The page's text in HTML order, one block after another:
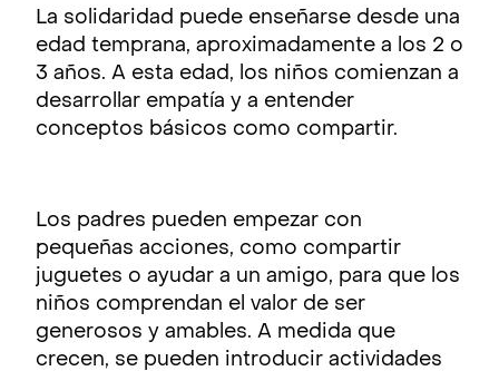
La solidaridad puede enseñarse desde una
edad temprana, aproximadamente a los 2 o
3 años. A esta edad, los niños comienzan a
desarrollar empatía y a entender
conceptos básicos como compartir.
Los padres pueden empezar con
pequeñas acciones, como compartir
juguetes o ayudar a un amigo, para que los
niños comprendan el valor de ser
generosos y amables. A medida que
crecen, se pueden introducir actividades